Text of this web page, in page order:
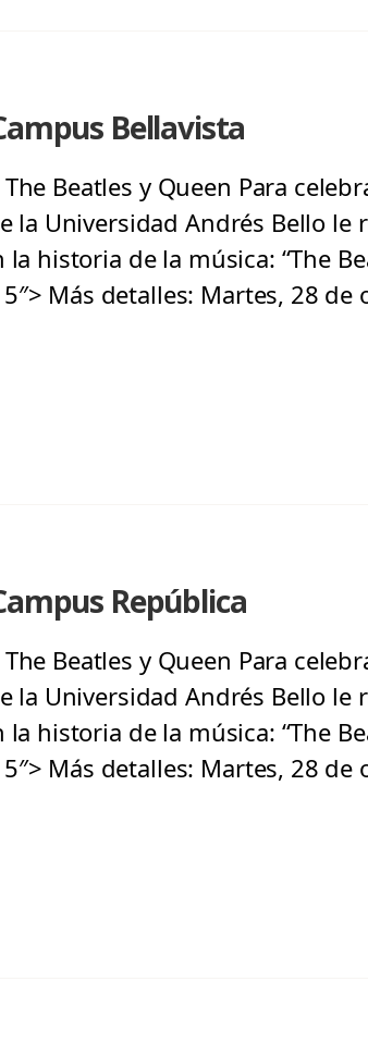
Bellavista
Beatles y Queen Para
la Universidad Andrés Bello le
historia de la música: “The
Más detalles: Martes, 28 de
República
Beatles y Queen Para
la Universidad Andrés Bello le
historia de la música: “The
Más detalles: Martes, 28 de